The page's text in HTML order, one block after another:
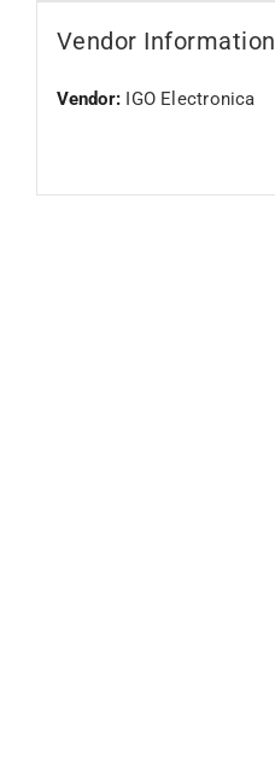
Vendor Information
Vendor: IGO Electronica